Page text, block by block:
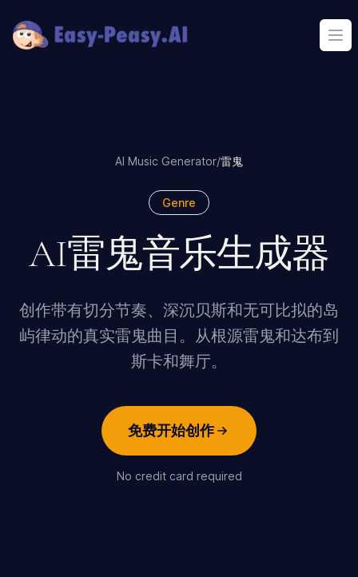
AI Music Generator/雷鬼
Genre
AI雷鬼音乐生成器
创作带有切分节奏、深沉贝斯和无可比拟的岛
屿律动的真实雷鬼曲目。从根源雷鬼和达布到
斯卡和舞厅。
免费开始创作
No credit card required